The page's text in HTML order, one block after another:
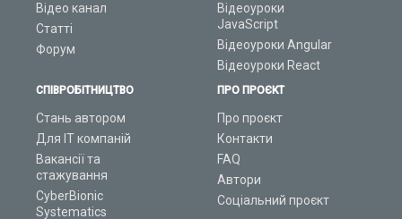
Відео канал
Статті
Форум
Відеоуроки
JavaScript
Відеоуроки Angular
Відеоуроки React
СПІВРОБІТНИЦТВО
Стань автором
Для ІТ компаній
Вакансії та
стажування
CyberBionic
Systematics
ПРО ПРОЄКТ
Про проєкт
Контакти
FAQ
Автори
Соціальний проєкт